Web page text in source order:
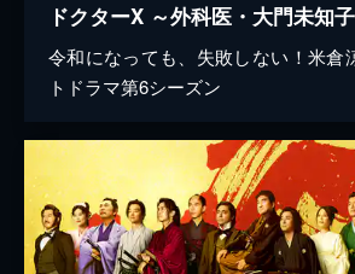
ドクターX ～外科医・大門未知子
令和になっても、失敗しない！米倉
トドラマ第6シーズン